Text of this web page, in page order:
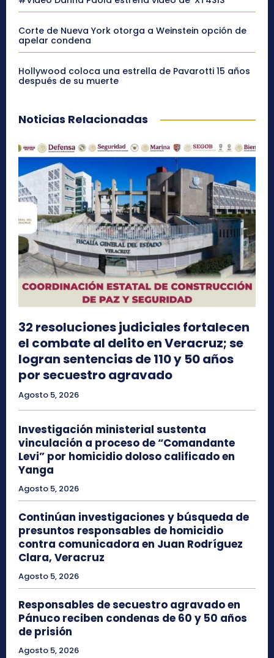
Corte de Nueva York otorga a Weinstein opción de
apelar condena
Hollywood coloca una estrella de Pavarotti 15 años
después de su muerte
Noticias Relacionadas
32 resoluciones judiciales fortalecen
el combate al delito en Veracruz; se
logran sentencias de 110 y 50 años
por secuestro agravado
Agosto 5, 2026
Investigación ministerial sustenta
vinculación a proceso de “Comandante
Levi” por homicidio doloso calificado en
Yanga
Agosto 5, 2026
Continúan investigaciones y búsqueda de
presuntos responsables de homicidio
contra comunicadora en Juan Rodríguez
Clara, Veracruz
Agosto 5, 2026
Responsables de secuestro agravado en
Pánuco reciben condenas de 60 y 50 años
de prisión
Agosto 5, 2026